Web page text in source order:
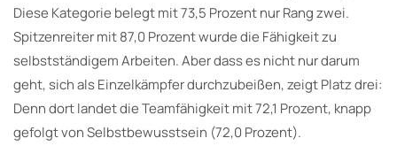
Diese Kategorie belegt mit 73,5 Prozent nur Rang zwei.
Spitzenreiter mit 87,0 Prozent wurde die Fähigkeit zu
selbstständigem Arbeiten. Aber dass es nicht nur darum
geht, sich als Einzelkämpfer durchzubeißen, zeigt Platz drei:
Denn dort landet die Teamfähigkeit mit 72,1 Prozent, knapp
gefolgt von Selbstbewusstsein (72,0 Prozent).